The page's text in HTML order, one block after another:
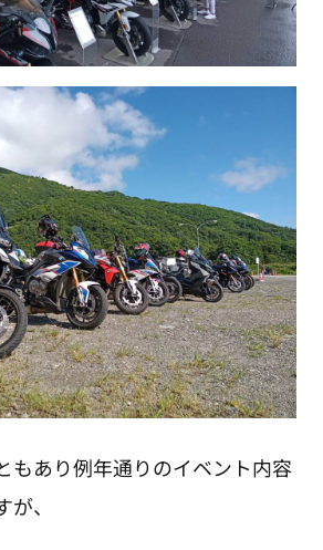
もあり例年通りのイベント内容
、